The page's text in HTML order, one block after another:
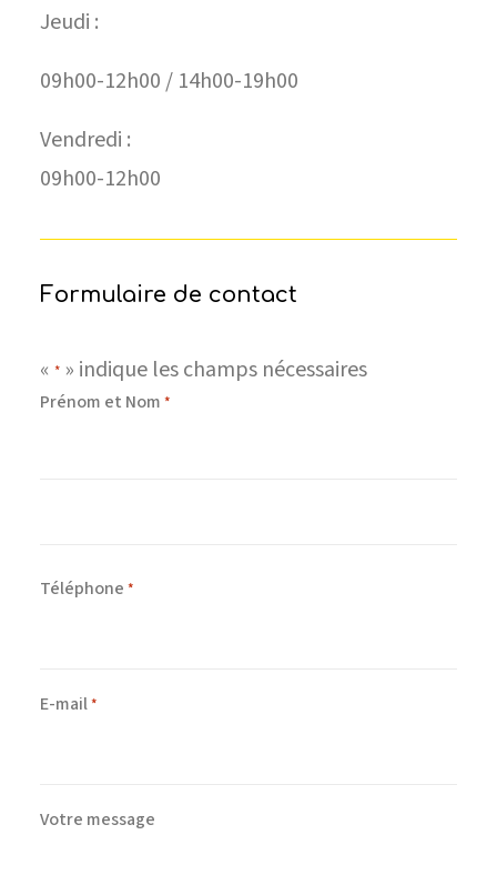
Jeudi :
09h00-12h00 / 14h00-19h00
Vendredi :
09h00-12h00
Formulaire de contact
« * » indique les champs nécessaires
Prénom et Nom *
Téléphone *
E-mail*
Votre message